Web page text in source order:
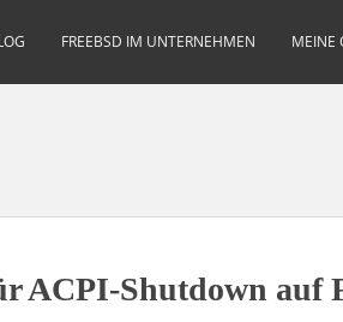
FREEBSD IM UNTERNEHMEN MEINE
ACPI-Shutdown auf